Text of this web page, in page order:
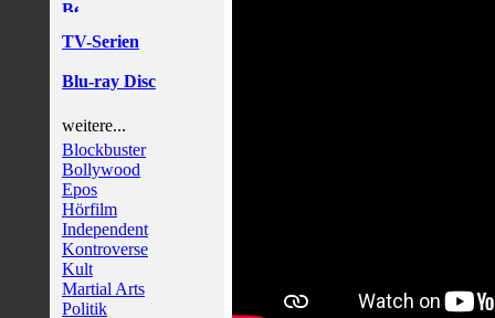
TV-Serien
Blu-ray Disc
weitere...
Blockbuster
Bollywood
Epos
Hörfilm
Independent
Kontroverse
Kult
Martial Arts
Politik